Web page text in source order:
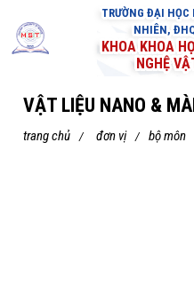
TRƯỜNG ĐẠI HỌC
NHIÊN,
KHOA KHOA
NGHỆ
VẬT LIỆU NANO &
trang chủ đơn vị bộ môn